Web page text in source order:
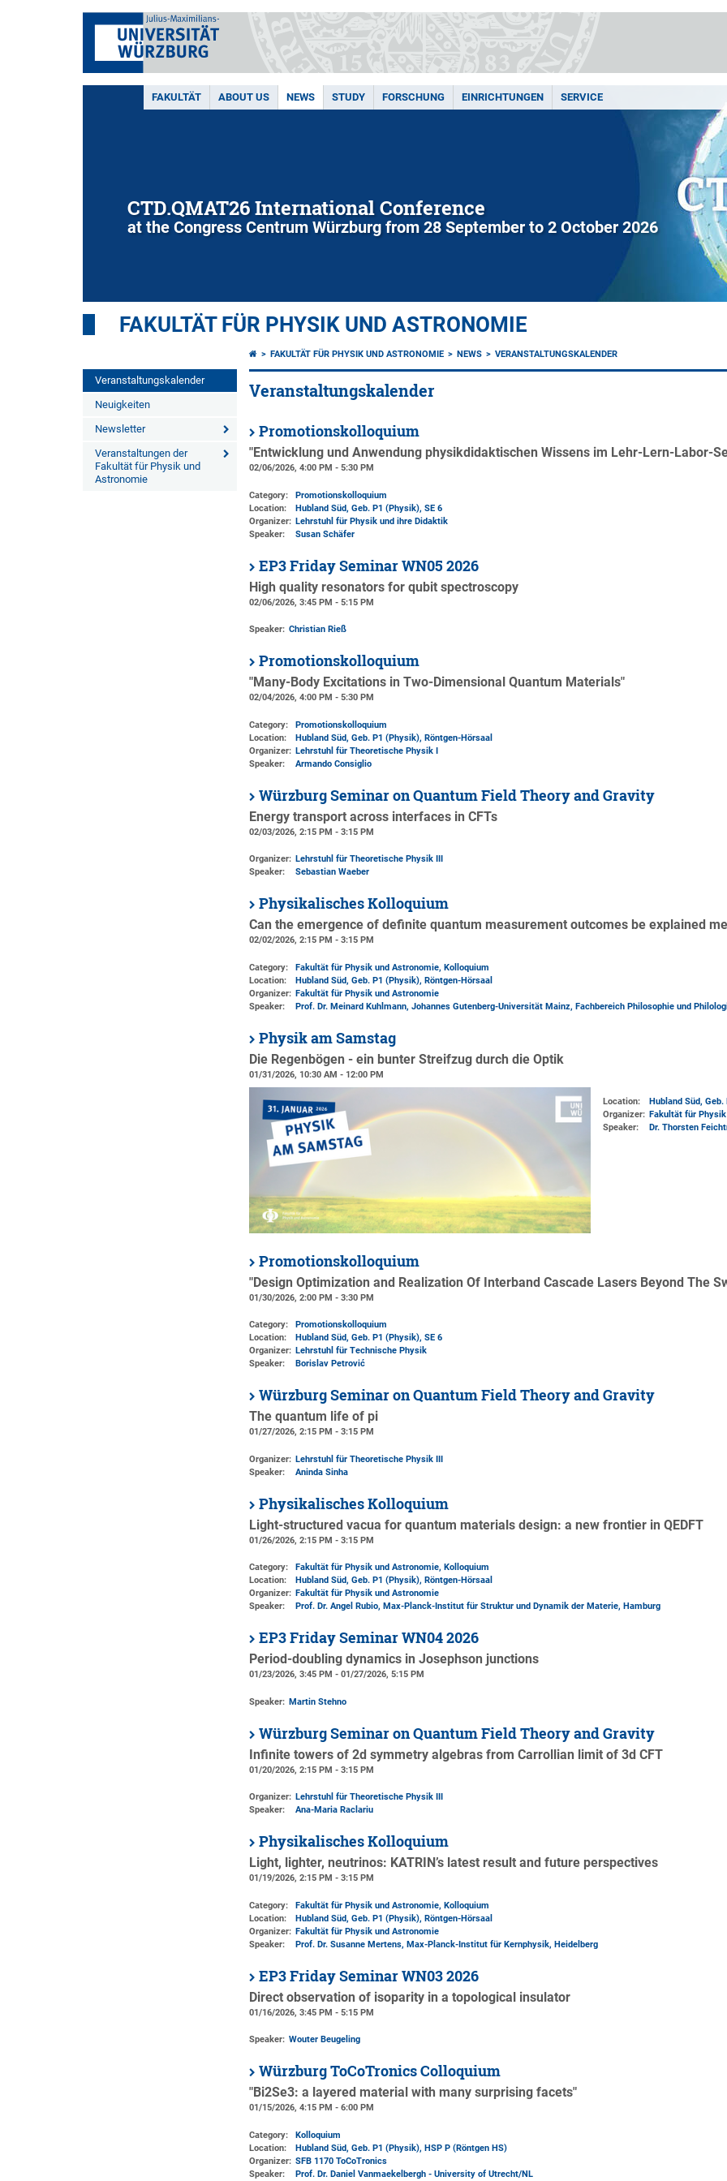
FAKULTÄT ABOUT US NEWS STUDY FORSCHUNG EINRICHTUNGEN SERVICE
CTD.QMAT26 International Conference
at the Congress Centrum Würzburg from 28 September to 2 October 2026
FAKULTÄT FÜR PHYSIK UND ASTRONOMIE
Veranstaltungskalender
Neuigkeiten
Newsletter
Veranstaltungen der
Fakultät für Physik und
Astronomie
FAKULTÄT FÜR PHYSIK UND ASTRONOMIE NEWS VERANSTALTUNGSKALENDER
Veranstaltungskalender
Promotionskolloquium
"Entwicklung und Anwendung physikdidaktischen Wissens im Lehr-Lern-Labor-
02/06/2026, 4:00 PM - 5:30 PM
Category:
Promotionskolloquium
Location:
Hubland Süd, Geb. P1 (Physik), SE 6
Organizer: Lehrstuhl für Physik und ihre Didaktik
Speaker:
Susan Schäfer
EP3 Friday Seminar WN05 2026
High quality resonators for qubit spectroscopy
02/06/2026, 3:45 PM - 5:15 PM
Speaker: Christian Rieß
Promotionskolloquium
"Many-Body Excitations in Two-Dimensional Quantum Materials"
02/04/2026, 4:00 PM - 5:30 PM
Category:
Promotionskolloquium
Location:
Hubland Süd, Geb. P1 (Physik), Röntgen-Hörsaal
Organizer: Lehrstuhl für Theoretische Physik I
Speaker:
Armando Consiglio
Würzburg Seminar on Quantum Field Theory and Gravity
Energy transport across interfaces in CFTs
02/03/2026, 2:15 PM - 3:15 PM
Organizer: Lehrstuhl für Theoretische Physik III
Speaker:
Sebastian Waeber
Physikalisches Kolloquium
Can the emergence of definite quantum measurement outcomes be explained
02/02/2026, 2:15 PM - 3:15 PM
Category:
Fakultät für Physik und Astronomie, Kolloquium
Location:
Hubland Süd, Geb. P1 (Physik), Röntgen-Hörsaal
Organizer: Fakultät für Physik und Astronomie
Speaker:
Prof. Dr. Meinard Kuhlmann, Johannes Gutenberg-Universität Mainz, Fachbereich Philosophie und
Physik am Samstag
Die Regenbögen - ein bunter Streifzug durch die Optik
01/31/2026, 10:30 AM - 12:00 PM
Location: Hubland Süd,
Organizer: Fakultät für
Speaker:
Dr. Thorsten
Promotionskolloquium
"Design Optimization and Realization Of Interband Cascade Lasers Beyond The
01/30/2026, 2:00 PM - 3:30 PM
Category:
Promotionskolloquium
Location:
Hubland Süd, Geb. P1 (Physik), SE 6
Organizer: Lehrstuhl für Technische Physik
Speaker:
Borislav Petrović
Würzburg Seminar on Quantum Field Theory and Gravity
The quantum life of pi
01/27/2026, 2:15 PM - 3:15 PM
Organizer: Lehrstuhl für Theoretische Physik III
Speaker:
Aninda Sinha
Physikalisches Kolloquium
Light-structured vacua for quantum materials design: a new frontier in QEDFT
01/26/2026, 2:15 PM - 3:15 PM
Category:
Fakultät für Physik und Astronomie, Kolloquium
Location:
Hubland Süd, Geb. P1 (Physik), Röntgen-Hörsaal
Organizer: Fakultät für Physik und Astronomie
Speaker:
Prof. Dr. Angel Rubio, Max-Planck-Institut für Struktur und Dynamik der Materie, Hamburg
EP3 Friday Seminar WN04 2026
Period-doubling dynamics in Josephson junctions
01/23/2026, 3:45 PM - 01/27/2026, 5:15 PM
Speaker: Martin Stehno
Würzburg Seminar on Quantum Field Theory and Gravity
Infinite towers of 2d symmetry algebras from Carrollian limit of 3d CFT
01/20/2026, 2:15 PM - 3:15 PM
Organizer: Lehrstuhl für Theoretische Physik III
Speaker:
Ana-Maria Raclariu
Physikalisches Kolloquium
Light, lighter, neutrinos: KATRIN’s latest result and future perspectives
01/19/2026, 2:15 PM - 3:15 PM
Category:
Fakultät für Physik und Astronomie, Kolloquium
Location:
Hubland Süd, Geb. P1 (Physik), Röntgen-Hörsaal
Organizer: Fakultät für Physik und Astronomie
Speaker:
Prof. Dr. Susanne Mertens, Max-Planck-Institut für Kernphysik, Heidelberg
EP3 Friday Seminar WN03 2026
Direct observation of isoparity in a topological insulator
01/16/2026, 3:45 PM - 5:15 PM
Speaker: Wouter Beugeling
Würzburg ToCoTronics Colloquium
"Bi2Se3: a layered material with many surprising facets"
01/15/2026, 4:15 PM - 6:00 PM
Category:
Kolloquium
Location:
Hubland Süd, Geb. P1 (Physik), HSP P (Röntgen HS)
Organizer: SFB 1170 ToCoTronics
Speaker:
Prof. Dr. Daniel Vanmaekelbergh - University of Utrecht/NL